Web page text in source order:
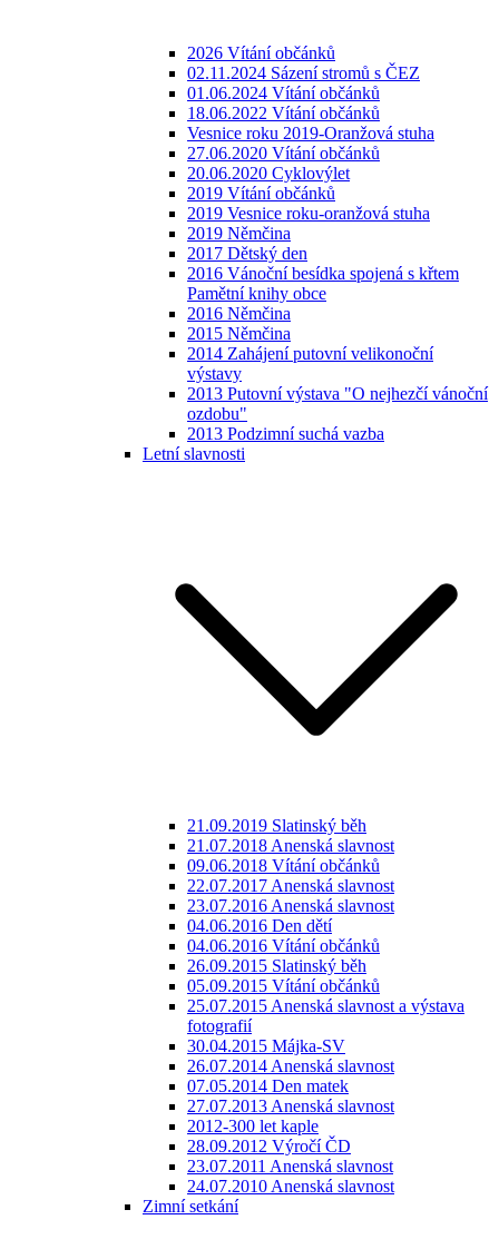
2026 Vítání občánků
02.11.2024 Sázení stromů s ČEZ
01.06.2024 Vítání občánků
18.06.2022 Vítání občánků
Vesnice roku 2019-Oranžová stuha
27.06.2020 Vítání občánků
20.06.2020 Cyklovýlet
2019 Vítání občánků
2019 Vesnice roku-oranžová stuha
2019 Němčina
2017 Dětský den
2016 Vánoční besídka spojená s křtem
Pamětní knihy obce
2016 Němčina
2015 Němčina
2014 Zahájení putovní velikonoční
výstavy
2013 Putovní výstava "O nejhezčí vánoční
ozdobu"
2013 Podzimní suchá vazba
Letní slavnosti
21.09.2019 Slatinský běh
21.07.2018 Anenská slavnost
09.06.2018 Vítání občánků
22.07.2017 Anenská slavnost
23.07.2016 Anenská slavnost
04.06.2016 Den dětí
04.06.2016 Vítání občánků
26.09.2015 Slatinský běh
05.09.2015 Vítání občánků
25.07.2015 Anenská slavnost a výstava
fotografií
30.04.2015 Májka-SV
26.07.2014 Anenská slavnost
07.05.2014 Den matek
27.07.2013 Anenská slavnost
2012-300 let kaple
28.09.2012 Výročí ČD
23.07.2011 Anenská slavnost
24.07.2010 Anenská slavnost
Zimní setkání